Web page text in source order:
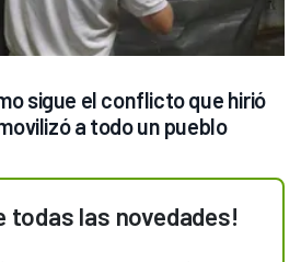
sigue el conflicto que hirió
a todo un pueblo
todas las novedades!